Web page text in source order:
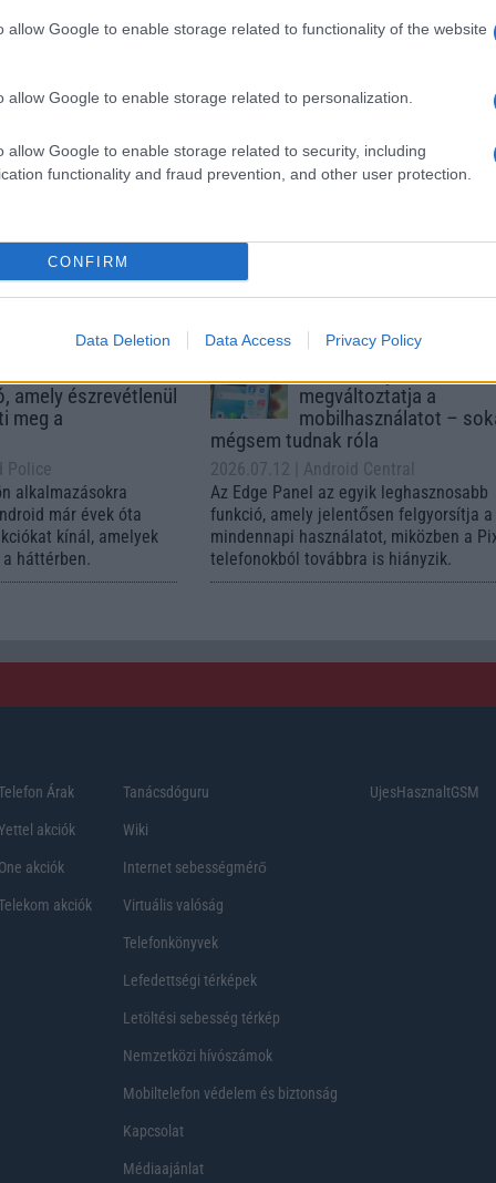
allow Google to enable storage related to functionality of the website
allow Google to enable storage related to personalization.
allow Google to enable storage related to security, including
functionality and fraud prevention, and other user protection.
CONFIRM
Data Deletion Data Access Privacy Policy
népszerű Samsung
9 frissítésből – itt a
érintett modellekről
és továbbfejlesztett
több korábbi
Galaxy
iPhone 18 bemutató
ekkor rántja le a leplet
Apple az új
2026.06.29| Phone Arena
hajlítható iPhone Ultra is
találgatások továbbra is beárnyékolják a
rejtett
amely észrevétlenül
meg a
Police
alkalmazásokra
már évek óta
kínál, amelyek
háttérben.
Ez a rejtett Samsung
megváltoztatja a
mobilhasználatot –
mégsem tudnak róla
2026.07.12
| Android Central
Az Edge Panel az egyik leghasznosabb
funkció, amely jelentősen felgyorsítja a
mindennapi használatot, miközben a
telefonokból továbbra is hiányzik.
Árak
akciók
One akciók
akciók
Tanácsdóguru
Wiki
Internet sebességmérő
Virtuális valóság
Telefonkönyvek
Lefedettségi térképek
Letöltési sebesség térkép
Nemzetközi hívószámok
Mobiltelefon védelem és biztonság
Kapcsolat
Médiaajánlat
UjesHasznaltGSM